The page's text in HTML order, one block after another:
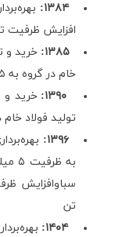
۱۳۸۴:
افزایش ظرفیت تولید
۱۳۸۵:
خرید و
خام در گروه به ۵ میلیون تن
۱۳۹۰: خرید و
تولید فولاد خام در گروه
۱۳۹۶:
به
تن
۱۴۰۴: